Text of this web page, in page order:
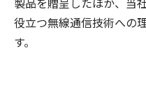
役立つ無線通信技術への
す。